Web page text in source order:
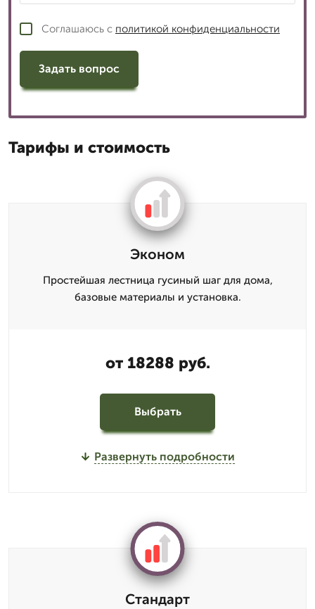
Соглашаюсь с политикой конфиденциальности
Задать вопрос
Тарифы и стоимость
Эконом
Простейшая лестница гусиный шаг для дома,
базовые материалы и установка.
от 18288 руб.
Выбрать
Развернуть подробности
Стандарт